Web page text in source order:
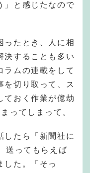
」と感じたなので
ったとき、人に相
決することも多い
ラムの連載をして
を切り取って、ス
ておく作業が億劫
ってしまって。
したら「新聞社に
送ってもらえば
した。「そっ